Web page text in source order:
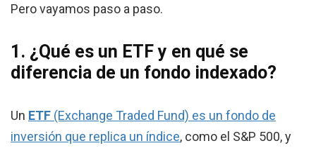
Pero vayamos paso a paso.
1. ¿Qué es un ETF y en qué se
diferencia de un fondo indexado?
Un ETF (Exchange Traded Fund) es un fondo de
inversión que replica un índice, como el S&P 500, y